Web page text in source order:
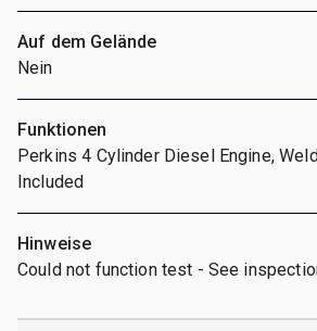
Auf dem Gelände
Nein
Funktionen
Perkins 4 Cylinder Diesel Engine,
Included
Hinweise
Could not function test - See